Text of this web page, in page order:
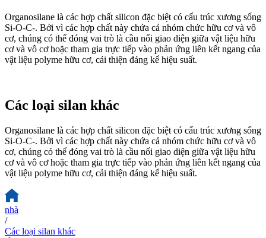
Organosilane là các hợp chất silicon đặc biệt có cấu trúc xương sống
Si-O-C-. Bởi vì các hợp chất này chứa cả nhóm chức hữu cơ và vô
cơ, chúng có thể đóng vai trò là cầu nối giao diện giữa vật liệu hữu
cơ và vô cơ hoặc tham gia trực tiếp vào phản ứng liên kết ngang của
vật liệu polyme hữu cơ, cải thiện đáng kể hiệu suất.
Các loại silan khác
Organosilane là các hợp chất silicon đặc biệt có cấu trúc xương sống
Si-O-C-. Bởi vì các hợp chất này chứa cả nhóm chức hữu cơ và vô
cơ, chúng có thể đóng vai trò là cầu nối giao diện giữa vật liệu hữu
cơ và vô cơ hoặc tham gia trực tiếp vào phản ứng liên kết ngang của
vật liệu polyme hữu cơ, cải thiện đáng kể hiệu suất.
nhà
/
Các loại silan khác